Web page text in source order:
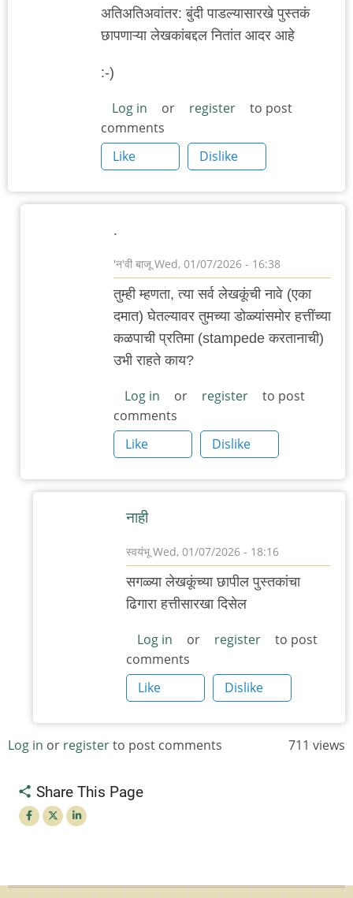
अतिअतिअवांतर: बुंदी पाडल्यासारखे पुस्तकं
छापणाऱ्या लेखकांबद्दल नितांत आदर आहे
:-)
Log in or register
to post
comments
Like
Dislike
.
'न'वी बाजूWed, 01/07/2026 - 16:38
reply
ओय
हत्ती
ओय
by
स्वयंभू
तुम्ही म्हणता, त्या सर्व लेखकूंची नावे (एका
दमात) घेतल्यावर तुमच्या डोळ्यांसमोर हत्तींच्या
कळपाची प्रतिमा (stampede करतानाची)
उभी राहते काय?
Log in or register
to post
comments
Like
Dislike
नाही
स्वयंभूWed, 01/07/2026 - 18:16
reply
by
'न'वी
बाजू
सगळ्या लेखकूंच्या छापील पुस्तकांचा
ढिगारा हत्तीसारखा दिसेल
Log in or register
to post
comments
Like
Dislike
Log in or registerto post comments 711 views
Share This Page